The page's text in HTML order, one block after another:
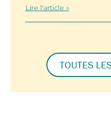
Lire l'article »
TOUTES